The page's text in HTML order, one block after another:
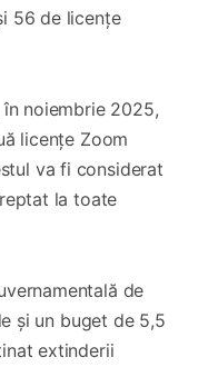
56 de licențe
noiembrie 2025,
licențe Zoom
va fi considerat
la toate
de
și un buget de 5,5
extinderii